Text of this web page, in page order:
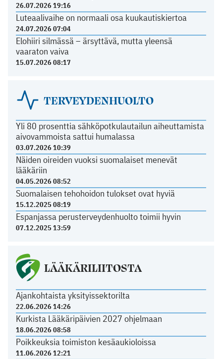
26.07.2026 19:16
Luteaalivaihe on normaali osa kuukautiskiertoa
24.07.2026 07:04
Elohiiri silmässä – ärsyttävä, mutta yleensä
vaaraton vaiva
15.07.2026 08:17
TERVEYDENHUOLTO
Yli 80 prosenttia sähköpotkulautailun aiheuttamista
aivovammoista sattui humalassa
03.07.2026 10:39
Näiden oireiden vuoksi suomalaiset menevät
lääkäriin
04.05.2026 08:52
Suomalaisen tehohoidon tulokset ovat hyviä
15.12.2025 08:19
Espanjassa perusterveydenhuolto toimii hyvin
07.12.2025 13:59
LÄÄKÄRILIITOSTA
Ajankohtaista yksityissektorilta
22.06.2026 14:26
Kurkista Lääkäripäivien 2027 ohjelmaan
18.06.2026 08:58
Poikkeuksia toimiston kesäaukioloissa
11.06.2026 12:21